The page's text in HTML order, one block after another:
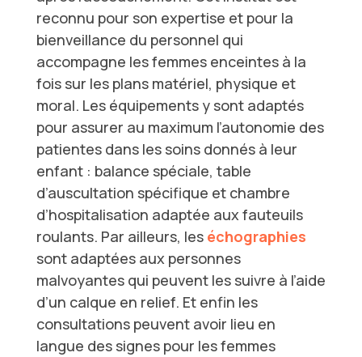
reconnu pour son expertise et pour la
bienveillance du personnel qui
accompagne les femmes enceintes à la
fois sur les plans matériel, physique et
moral. Les équipements y sont adaptés
pour assurer au maximum l’autonomie des
patientes dans les soins donnés à leur
enfant : balance spéciale, table
d’auscultation spécifique et chambre
d’hospitalisation adaptée aux fauteuils
roulants. Par ailleurs, les échographies
sont adaptées aux personnes
malvoyantes qui peuvent les suivre à l’aide
d’un calque en relief. Et enfin les
consultations peuvent avoir lieu en
langue des signes pour les femmes